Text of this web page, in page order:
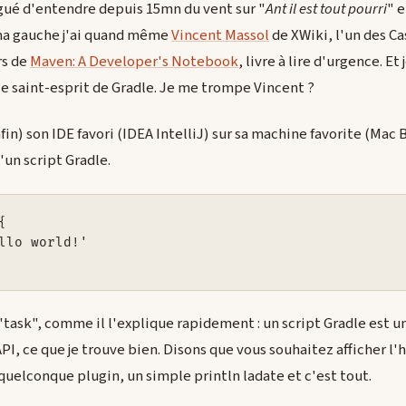
d'entendre depuis 15mn du vent sur "Ant il est tout pourri"
gauche j'ai quand mêmeVincent Massolde XWiki, l'un des
de Maven: A Developer's Notebook, livre à lire d'urgence. Et
saint-esprit de Gradle. Je me trompe Vincent ?
son IDE favori (IDEA IntelliJ) sur sa machine favorite (Mac
script Gradle.
world!'
comme il l'explique rapidement : un script Gradle est
ce que je trouve bien. Disons que vous souhaitez afficher
plugin, un simple println ladate et c'est tout.